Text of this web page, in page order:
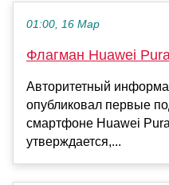
01:00, 16 Мар
Флагман Huawei
Авторитетный
опубликовал первые
смартфоне Huawei Pura
утверждается,...